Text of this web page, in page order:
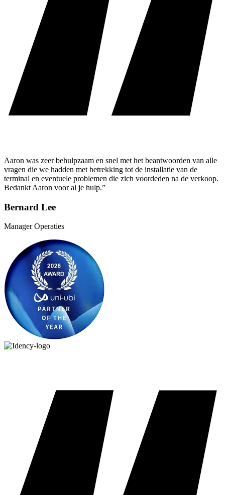
Aaron was zeer behulpzaam en snel met het beantwoorden van alle
vragen die we hadden met betrekking tot de installatie van de
terminal en eventuele problemen die zich voordeden na de verkoop.
Bedankt Aaron voor al je hulp.”
Bernard Lee
Manager Operaties